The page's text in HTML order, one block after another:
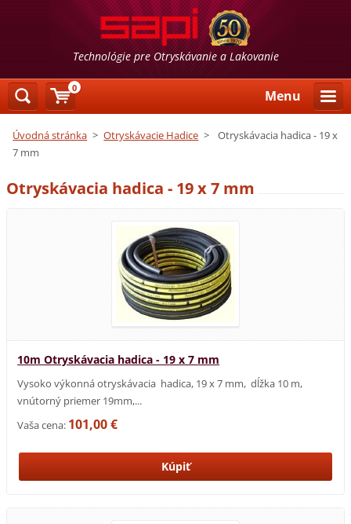
Technológie pre Otryskávanie a Lakovanie
Menu
Úvodná stránka > Otryskávacie Hadice >
Otryskávacia hadica - 19 x
7 mm
Otryskávacia hadica - 19 x 7 mm
10m Otryskávacia hadica - 19 x 7 mm
Vysoko výkonná otryskávacia hadica, 19 x 7 mm, dĺžka 10 m,
vnútorný priemer 19mm,...
Vaša cena: 101,00 €
0